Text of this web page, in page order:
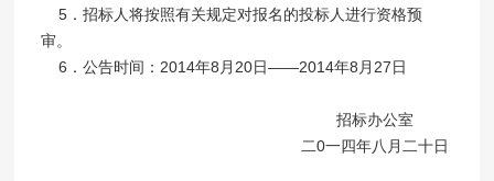
5．招标人将按照有关规定对报名的投标人进行资格预
审。
6．公告时间：2014年8月20日——2014年8月27日
招标办公室
二0一四年八月二十日